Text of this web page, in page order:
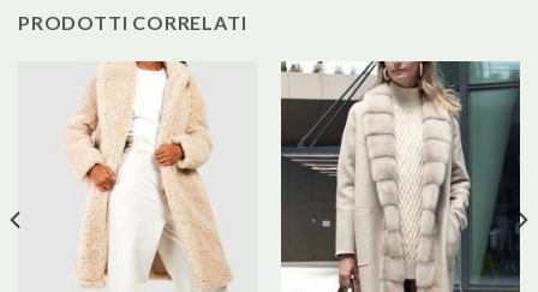
PRODOTTI CORRELATI